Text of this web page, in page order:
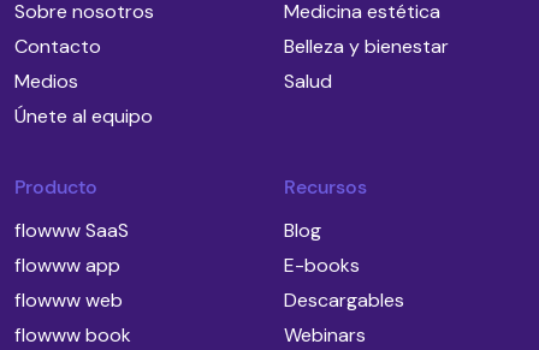
Sobre nosotros
Contacto
Medios
Únete al equipo
Medicina estética
Belleza y bienestar
Salud
Producto
flowww SaaS
flowww app
flowww web
flowww book
Recursos
Blog
E-books
Descargables
Webinars